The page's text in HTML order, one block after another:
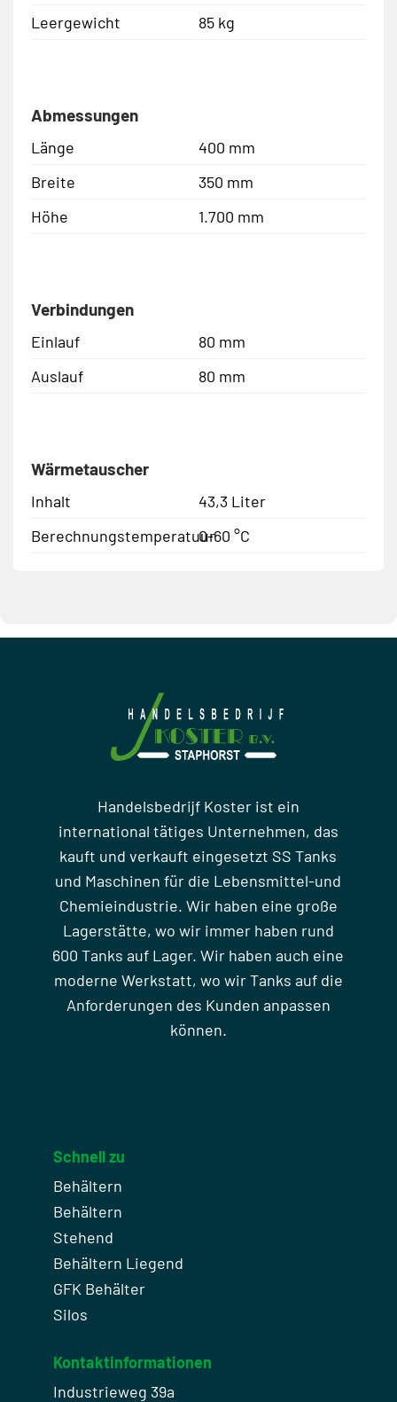
Leergewicht
85 kg
Abmessungen
Länge
400 mm
Breite
350 mm
Höhe
1.700 mm
Verbindungen
Einlauf
80 mm
Auslauf
80 mm
Wärmetauscher
Inhalt
43,3 Liter
Berechnungstemperatuur0-60 °C
Handelsbedrijf Koster ist ein
international tätiges Unternehmen, das
kauft und verkauft eingesetzt SS Tanks
und Maschinen für die Lebensmittel-und
Chemieindustrie. Wir haben eine große
Lagerstätte, wo wir immer haben rund
600 Tanks auf Lager. Wir haben auch eine
moderne Werkstatt, wo wir Tanks auf die
Anforderungen des Kunden anpassen
können.
Schnell zu
Behältern
Behältern
Stehend
Behältern Liegend
GFK Behälter
Silos
Kontaktinformationen
Industrieweg 39a